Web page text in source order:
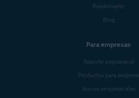
Rendimiento
Blog
Para empresas
Soporte empresarial
Productos para empresa
Socios empresariales